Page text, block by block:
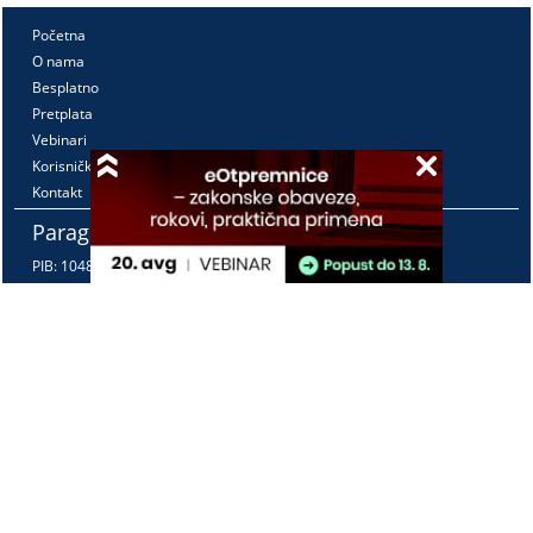
Početna
O nama
Besplatno
Pretplata
Vebinari
Korisnički kutak
Kontakt
Paragraf Lex d.o.o.
PIB: 104830593